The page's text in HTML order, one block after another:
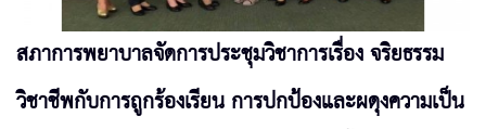
สภาการพยาบาลจัดการประชุมวิชาการเรื่อง จริยธรรม
วิชาชีพกับการถูกร้องเรียน การปกป้องและผดุงความเป็น